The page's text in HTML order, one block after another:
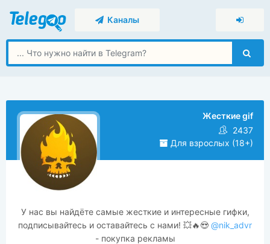
Каналы
Жесткие gif
2437
Для взрослых (18+)
У нас вы найдёте самые жесткие и интересные гифки,
подписывайтесь и оставайтесь с нами! 💥🔥😍 @nik_advr
- покупка рекламы